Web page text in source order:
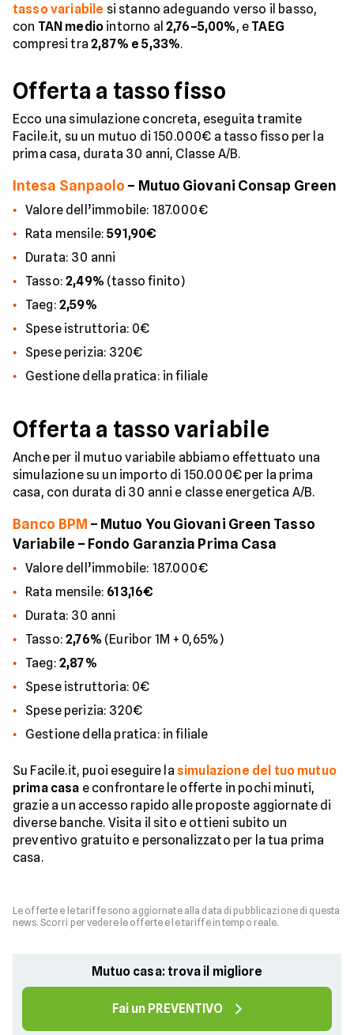
tasso variabile si stanno adeguando verso il basso,
con TAN medio intorno al2,76–5,00%, e TAEG
compresi tra2,87% e 5,33%.
Offerta a tasso fisso
Ecco una simulazione concreta, eseguita tramite
Facile.it, su un mutuo di 150.000€ a tasso fisso per la
prima casa, durata 30 anni, Classe A/B.
Intesa Sanpaolo – Mutuo Giovani Consap Green
Valore dell’immobile: 187.000€
Rata mensile:591,90€
Durata: 30 anni
Tasso:2,49% (tasso finito)
Taeg: 2,59%
Spese istruttoria: 0€
Spese perizia: 320€
Gestione della pratica: in filiale
Offerta a tasso variabile
Anche per il mutuo variabile abbiamo effettuato una
simulazione su un importo di 150.000€ per la prima
casa, con durata di 30 anni e classe energetica A/B.
Banco BPM – Mutuo You Giovani Green Tasso
Variabile – Fondo Garanzia Prima Casa
Valore dell’immobile: 187.000€
Rata mensile: 613,16€
Durata: 30 anni
Tasso:2,76% (Euribor 1M + 0,65%)
Taeg: 2,87%
Spese istruttoria: 0€
Spese perizia: 320€
Gestione della pratica: in filiale
Su Facile.it, puoi eseguire la simulazione del tuo mutuo
prima casa e confrontare le offerte in pochi minuti,
grazie a un accesso rapido alle proposte aggiornate di
diverse banche. Visita il sito e ottieni subito un
preventivo gratuito e personalizzato per la tua prima
casa.
Le offerte e le tariffe sono aggiornate alla data di pubblicazione di questa
news. Scorri per vedere le offerte e le tariffe in tempo reale.
Mutuo casa: trova il migliore
Fai un PREVENTIVO